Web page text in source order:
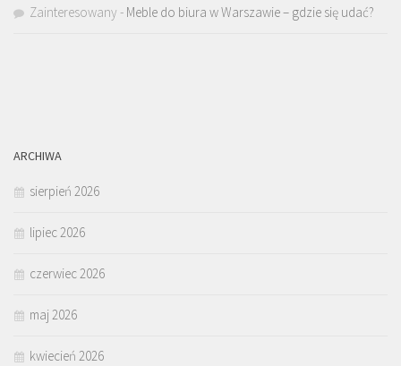
Zainteresowany - Meble do biura w Warszawie – gdzie się udać?
ARCHIWA
sierpień 2026
lipiec 2026
czerwiec 2026
maj 2026
kwiecień 2026